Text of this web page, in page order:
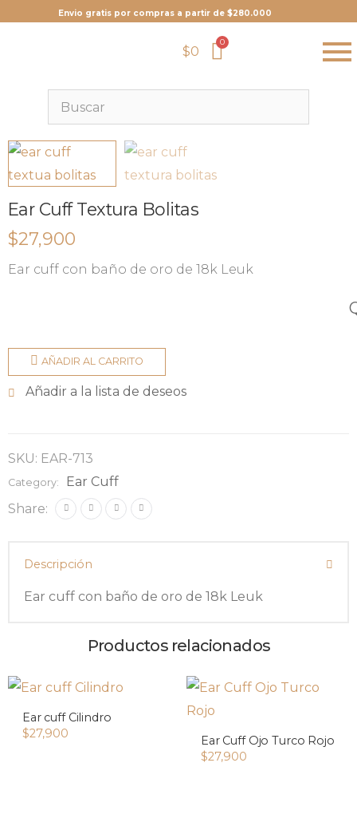
Envio gratis por compras a partir de $280.000
$0
Ear Cuff Textura Bolitas
$27,900
Ear cuff con baño de oro de 18k Leuk
AÑADIR AL CARRITO
Añadir a la lista de deseos
SKU: EAR-713
Category:
Ear Cuff
Share:
Descripción
Ear cuff con baño de oro de 18k Leuk
Productos relacionados
Ear cuff Cilindro
$27,900
Ear Cuff Ojo Turco Rojo
$27,900